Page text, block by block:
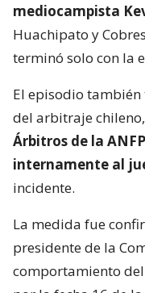
mediocampista
Huachipato y
terminó solo con la
El episodio
del arbitraje
Árbitros de la ANFP
internamente al
incidente.
La medida fue
presidente de la
comportamiento